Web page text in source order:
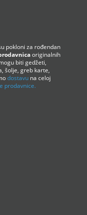
pokloni za rođendan
originalnih
biti gedžeti,
šolje, greb karte,
dostavu na celoj
prodavnice.